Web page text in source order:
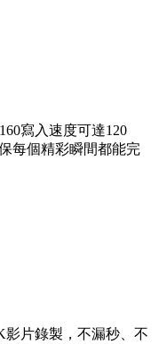
寫入速度可達120
每個精彩瞬間都能完
影片錄製，不漏秒、不